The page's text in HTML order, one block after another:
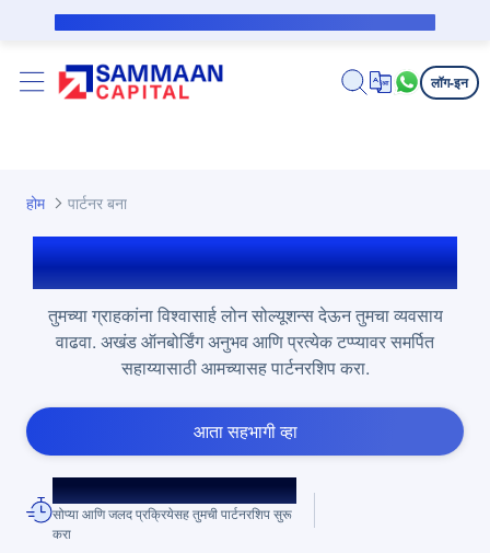
मुख्य घटक वगळा
लॉग-इन
होम पार्टनर बना
सम्मान कॅपिटलसह पार्टनर बना
तुमच्या ग्राहकांना विश्वासार्ह लोन सोल्यूशन्स देऊन तुमचा व्यवसाय
वाढवा. अखंड ऑनबोर्डिंग अनुभव आणि प्रत्येक टप्प्यावर समर्पित
सहाय्यासाठी आमच्यासह पार्टनरशिप करा.
आता सहभागी व्हा
जलद ऑनबोर्डिंग
सोप्या आणि जलद प्रक्रियेसह तुमची पार्टनरशिप सुरू
करा